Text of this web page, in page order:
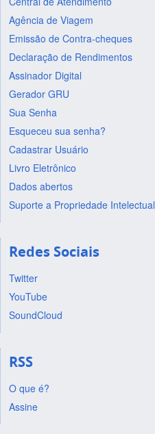
Agência de Viagem
Emissão de Contra-cheques
Declaração de Rendimentos
Assinador Digital
Gerador GRU
Sua Senha
Esqueceu sua senha?
Cadastrar Usuário
Livro Eletrônico
Dados abertos
Suporte a Propriedade Intelectual
Redes Sociais
Twitter
YouTube
SoundCloud
RSS
O que é?
Assine